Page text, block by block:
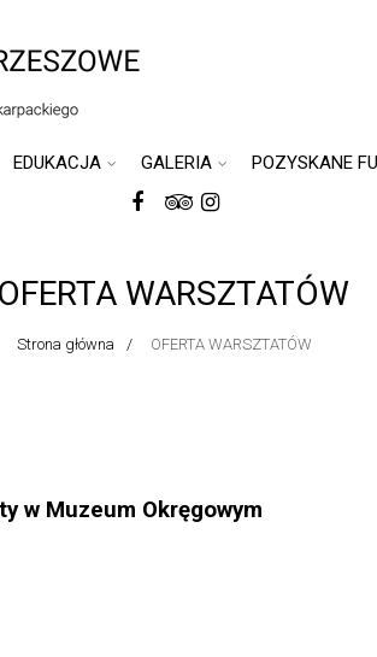
EDUKACJA GALERIA POZYSKANE
OFERTA WARSZTATÓW
Strona główna OFERTA WARSZTATÓW
w Muzeum Okręgowym